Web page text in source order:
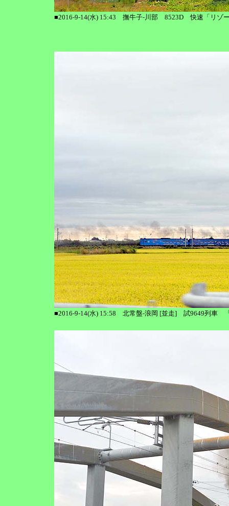
■2016-9-14(水) 15:43 撫牛子-川部 8523D 快速「リゾ
■2016-9-14(水) 15:58 北常盤-浪岡 [並走] 試9649列車